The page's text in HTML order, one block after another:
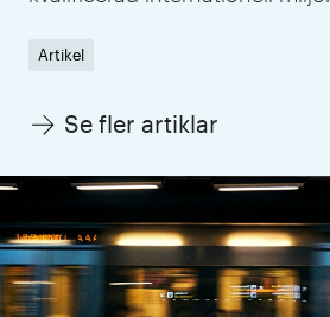
Artikel
Se fler artiklar